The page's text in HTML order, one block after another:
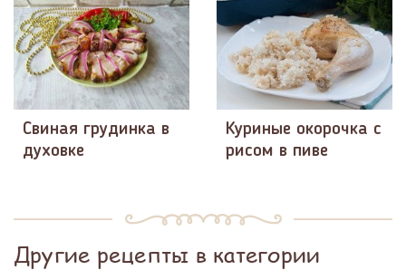
Свиная грудинка в
духовке
Куриные окорочка с
рисом в пиве
Другие рецепты в категории